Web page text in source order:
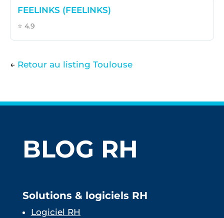
FEELINKS (FEELINKS)
⭐ 4.9
← Retour au listing Toulouse
BLOG RH
Solutions & logiciels RH
Logiciel RH